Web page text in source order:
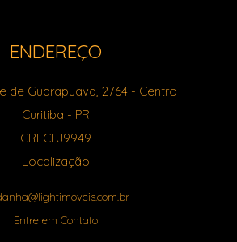
ENDEREÇO
de Guarapuava, 2764- Centro
Curitiba - PR
CRECI J9949
Localização
Entre em Contato